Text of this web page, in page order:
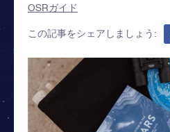
OSRガイド
この記事をシェアしましょう: